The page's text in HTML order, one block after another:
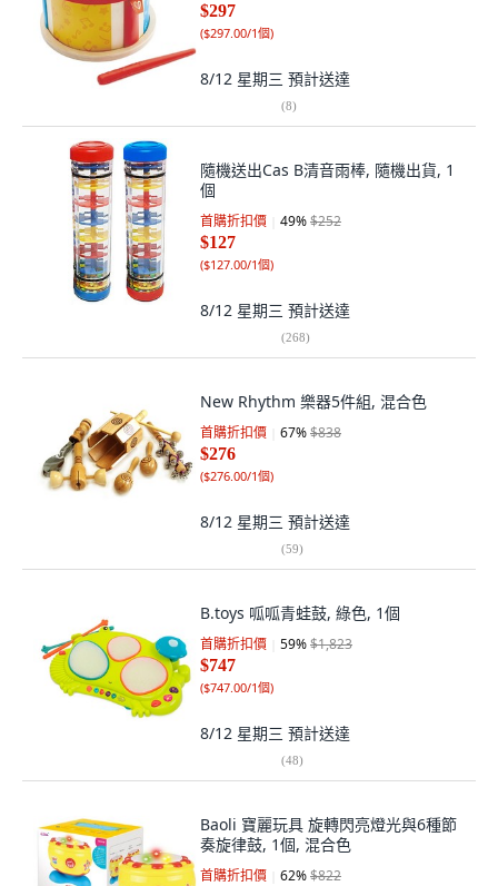
$297
($297.00/1個)
8/12 星期三 預計送達
(8)
隨機送出Cas B清音雨棒, 隨機出貨, 1
個
首購折扣價 49%$252
$127
($127.00/1個)
8/12 星期三 預計送達
(268)
New Rhythm 樂器5件組, 混合色
首購折扣價 67%$838
$276
($276.00/1個)
8/12 星期三 預計送達
(59)
B.toys 呱呱青蛙鼓, 綠色, 1個
首購折扣價 59%$1,823
$747
($747.00/1個)
8/12 星期三 預計送達
(48)
Baoli 寶麗玩具 旋轉閃亮燈光與6種節
奏旋律鼓, 1個, 混合色
首購折扣價 62%$822